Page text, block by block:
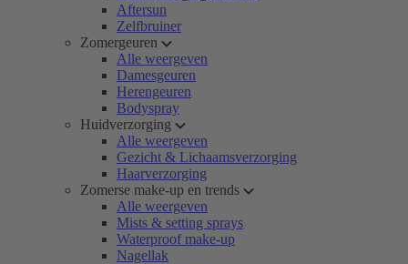
Aftersun
Zelfbruiner
Zomergeuren
Alle weergeven
Damesgeuren
Herengeuren
Bodyspray
Huidverzorging
Alle weergeven
Gezicht & Lichaamsverzorging
Haarverzorging
Zomerse make-up en trends
Alle weergeven
Mists & setting sprays
Waterproof make-up
Nagellak